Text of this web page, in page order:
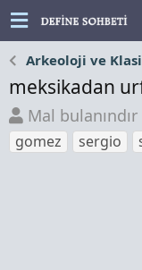
Arkeoloji ve
meksikadan
K
o
n
Mal bulanındır
gomez
sergio